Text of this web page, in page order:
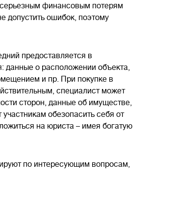
финансовым потерям
допустить ошибок, поэтому
предоставляется в
данные о расположении объекта,
и пр. При покупке в
специалист может
сторон, данные об имуществе,
обезопасить себя от
на юриста – имея богатую
по интересующим вопросам,